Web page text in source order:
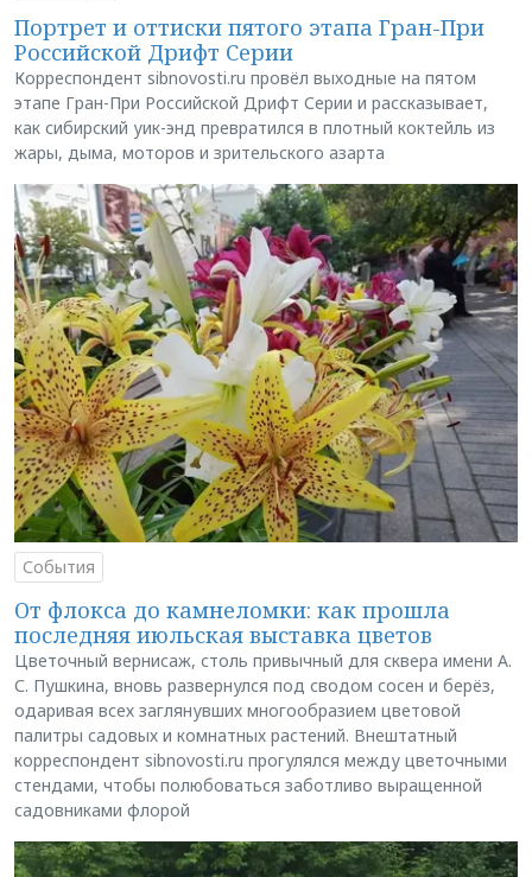
Портрет и оттиски пятого этапа Гран-При
Российской Дрифт Серии
Корреспондент sibnovosti.ru провёл выходные на пятом
этапе Гран-При Российской Дрифт Серии и рассказывает,
как сибирский уик-энд превратился в плотный коктейль из
жары, дыма, моторов и зрительского азарта
События
От флокса до камнеломки: как прошла
последняя июльская выставка цветов
Цветочный вернисаж, столь привычный для сквера имени А.
С. Пушкина, вновь развернулся под сводом сосен и берёз,
одаривая всех заглянувших многообразием цветовой
палитры садовых и комнатных растений. Внештатный
корреспондент sibnovosti.ru прогулялся между цветочными
стендами, чтобы полюбоваться заботливо выращенной
садовниками флорой